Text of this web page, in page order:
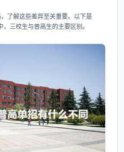
了解这些差异至关重要。以下是
三校生与普高生的主要区别。